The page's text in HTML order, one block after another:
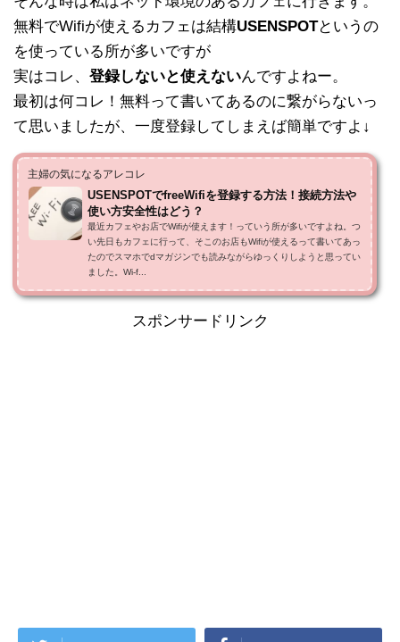
無料でWifiが使えるカフェは結構USENSPOTというの
を使っている所が多いですが
実はコレ、 登録しないと使えないんですよねー。
最初は何コレ！無料って書いてあるのに繋がらないっ
て思いましたが、一度登録してしまえば簡単ですよ↓
主婦の気になるアレコレ
USENSPOTでfreeWifiを登録する方法！接続方法や
使い方安全性はどう？
最近カフェやお店でWifiが使えます！っていう所が多いですよね。つ
い先日もカフェに行って、そこのお店もWifiが使えるって書いてあっ
たのでスマホでdマガジンでも読みながらゆっくりしようと思ってい
ました。Wi-f...
スポンサードリンク